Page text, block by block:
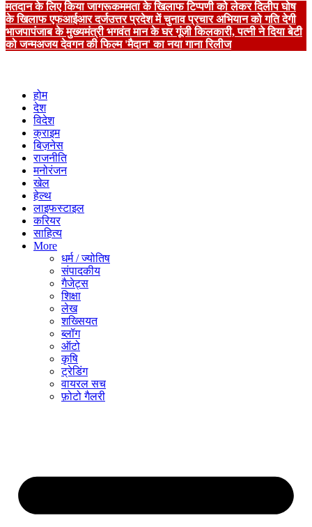
मतदान के लिए किया जागरूकममता के खिलाफ टिप्पणी को लेकर दिलीप घोष
के खिलाफ एफआईआर दर्जउत्तर प्रदेश में चुनाव प्रचार अभियान को गति देगी
भाजपापंजाब के मुख्यमंत्री भगवंत मान के घर गूंजी किलकारी, पत्नी ने दिया बेटी
को जन्मअजय देवगन की फिल्म 'मैदान' का नया गाना रिलीज
होम
देश
विदेश
क्राइम
बिज़नेस
राजनीति
मनोरंजन
खेल
हेल्थ
लाइफस्टाइल
करियर
साहित्य
More
धर्म / ज्योतिष
संपादकीय
गैजेट्स
शिक्षा
लेख
शख्सियत
ब्लॉग
ऑटो
कृषि
ट्रेडिंग
वायरल सच
फ़ोटो गैलरी